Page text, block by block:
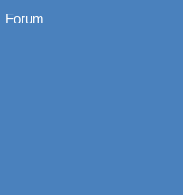
Forum